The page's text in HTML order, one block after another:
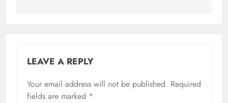
LEAVE A REPLY
Your email address will not be published. Required
fields are marked *